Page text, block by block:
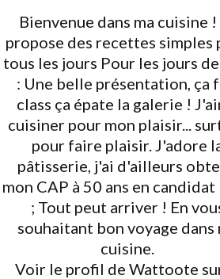
Bienvenue dans ma cuisine !
propose des recettes simples
tous les jours Pour les jours
: Une belle présentation, ça
class ça épate la galerie !
cuisiner pour mon plaisir...
pour faire plaisir. J'adore
pâtisserie, j'ai d'ailleurs
mon CAP à 50 ans en
; Tout peut arriver ! En
souhaitant bon voyage dans
cuisine.
Voir le profil de Wattoote